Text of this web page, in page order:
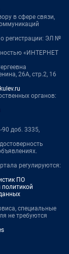
в сфере связи,
регистрации: ЭЛ №
«ИНТЕРНЕТ
26А, стр.2, 16
органов:
доб. 3335,
регулируются:
ПО
специальные
не требуются